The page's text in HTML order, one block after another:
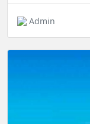
Admin